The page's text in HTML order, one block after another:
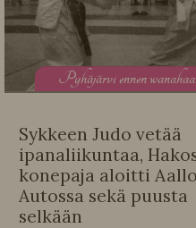
Pyhäjärvi ennen
Sykkeen Judo vetää
ipanaliikuntaa,
konepaja aloitti
Autossa sekä puusta
selkään